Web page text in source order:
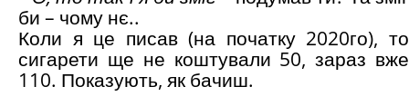
би – чому нє..
Коли я це писав (на початку 2020го), то
сигарети ще не коштували 50, зараз вже
110. Показують, як бачиш.